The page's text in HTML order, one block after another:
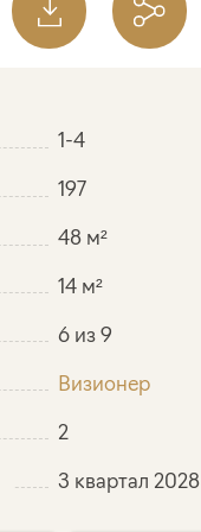
1-4
197
48 м²
14 м²
6 из 9
Визионер
2
3 квартал 2028